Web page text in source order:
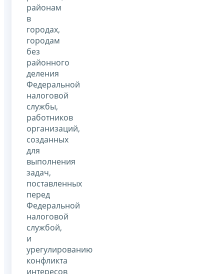
районам
в
городах,
городам
без
районного
деления
Федеральной
налоговой
службы,
работников
организаций,
созданных
для
выполнения
задач,
поставленных
перед
Федеральной
налоговой
службой,
и
урегулированию
конфликта
интересов